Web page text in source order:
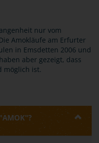
nur vom
Amokläufe am Erfurter
in Emsdetten 2006 und
aber gezeigt, dass
möglich ist.